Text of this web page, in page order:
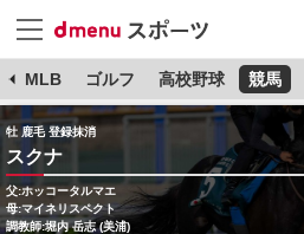
MLB ゴルフ 高校野球 競馬
牡 鹿毛 登録抹消
スクナ
父:ホッコータルマエ
母:マイネリスペクト
調教師:堀内 岳志 (美浦)